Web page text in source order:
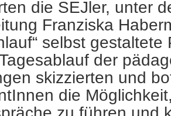
die SEJler, unter
Franziska
selbst
der
skizzierten und
die